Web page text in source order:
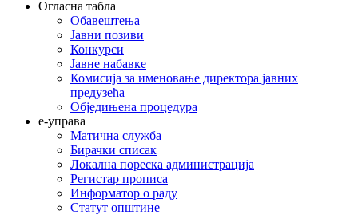
Огласна табла
Обавештења
Јавни позиви
Конкурси
Јавне набавке
Комисија за именовање директора јавних
предузећа
Обједињена процедура
е-управа
Матична служба
Бирачки списак
Локална пореска администрација
Регистар прописа
Информатор о раду
Статут општине